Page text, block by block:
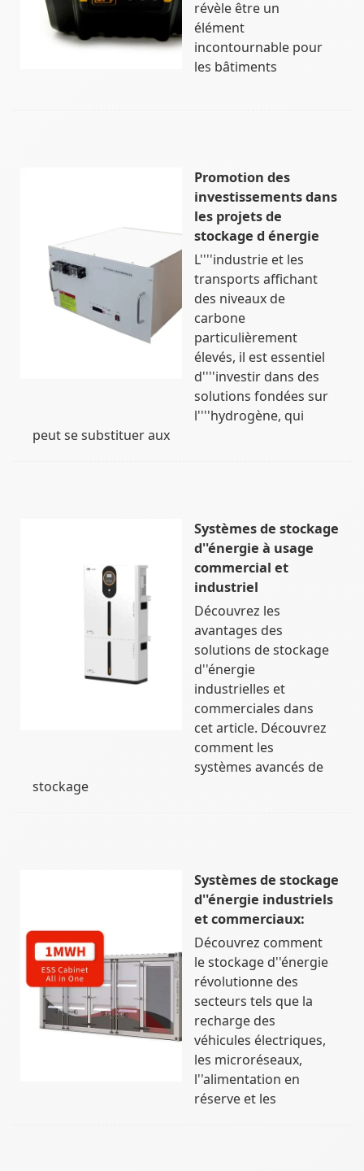
révèle être un
élément
incontournable pour
les bâtiments
Promotion des
investissements dans
les projets de
stockage d énergie
L''''industrie et les
transports affichant
des niveaux de
carbone
particulièrement
élevés, il est essentiel
d''''investir dans des
solutions fondées sur
l''''hydrogène, qui
peut se substituer aux
Systèmes de stockage
d''énergie à usage
commercial et
industriel
Découvrez les
avantages des
solutions de stockage
d''énergie
industrielles et
commerciales dans
cet article. Découvrez
comment les
systèmes avancés de
stockage
Systèmes de stockage
d''énergie industriels
et commerciaux:
Découvrez comment
le stockage d''énergie
révolutionne des
secteurs tels que la
recharge des
véhicules électriques,
les microréseaux,
l''alimentation en
réserve et les